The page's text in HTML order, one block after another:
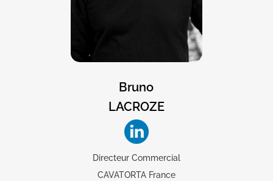
Bruno
LACROZE
Directeur Commercial
CAVATORTA France